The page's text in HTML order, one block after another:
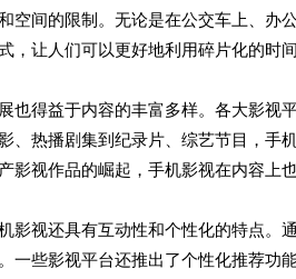
空间的限制。无论是在公交车上、办
，让人们可以更好地利用碎片化的时
也得益于内容的丰富多样。各大影
、热播剧集到纪录片、综艺节目，
影视作品的崛起，手机影视在内容上
影视还具有互动性和个性化的特点。
一些影视平台还推出了个性化推荐功